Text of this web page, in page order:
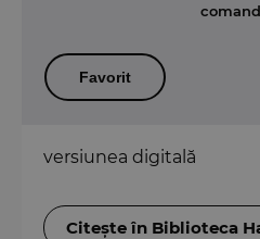
Favorit
versiunea digitală
Citește în Biblioteca